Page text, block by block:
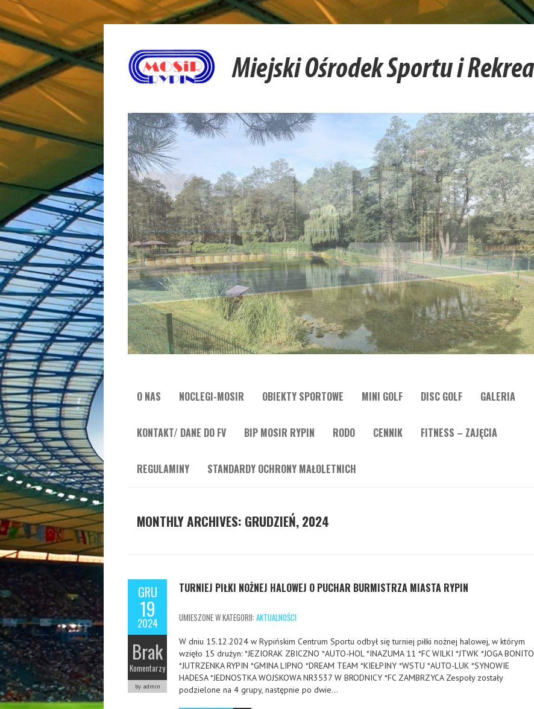
O NAS NOCLEGI-MOSIR OBIEKTY SPORTOWE MINI GOLF DISC GOLF GALERIA
KONTAKT/ DANE DO FV BIP MOSIR RYPIN RODO CENNIK FITNESS – ZAJĘCIA
REGULAMINY STANDARDY OCHRONY MAŁOLETNICH
MONTHLY ARCHIVES: GRUDZIEŃ, 2024
GRU
19
2024
Brak
Komentarzy
by admin
TURNIEJ PIŁKI NOŻNEJ HALOWEJ O PUCHAR BURMISTRZA MIASTA RYPIN
UMIESZONE W KATEGORII: AKTUALNOŚCI
W dniu 15.12.2024 w Rypińskim Centrum Sportu odbył się turniej piłki nożnej halowej, w którym
wzięło 15 drużyn: *JEZIORAK ZBICZNO *AUTO-HOL *INAZUMA 11 *FC WILKI *JTWK *JOGA BONITO
*JUTRZENKA RYPIN *GMINA LIPNO *DREAM TEAM *KIEŁPINY *WSTU *AUTO-LUK *SYNOWIE
HADESA *JEDNOSTKA WOJSKOWA NR3537 W BRODNICY *FC ZAMBRZYCA Zespoły zostały
podzielone na 4 grupy, następnie po dwie…